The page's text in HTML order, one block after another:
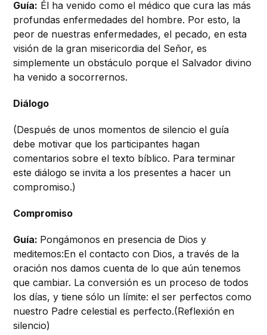
Guía: Él ha venido como el médico que cura las más
profundas enfermedades del hombre. Por esto, la
peor de nuestras enfermedades, el pecado, en esta
visión de la gran misericordia del Señor, es
simplemente un obstáculo porque el Salvador divino
ha venido a socorrernos.
Diálogo
(Después de unos momentos de silencio el guía
debe motivar que los participantes hagan
comentarios sobre el texto bíblico. Para terminar
este diálogo se invita a los presentes a hacer un
compromiso.)
Compromiso
Guía: Pongámonos en presencia de Dios y
meditemos:En el contacto con Dios, a través de la
oración nos damos cuenta de lo que aún tenemos
que cambiar. La conversión es un proceso de todos
los días, y tiene sólo un límite: el ser perfectos como
nuestro Padre celestial es perfecto.(Reflexión en
silencio)